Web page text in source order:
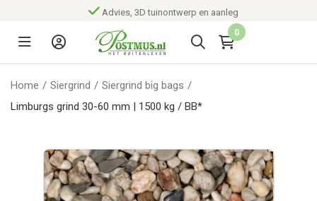
Advies, 3D tuinontwerp en aanleg
0
Home / Siergrind / Siergrind big bags /
Limburgs grind 30-60 mm | 1500 kg / BB*